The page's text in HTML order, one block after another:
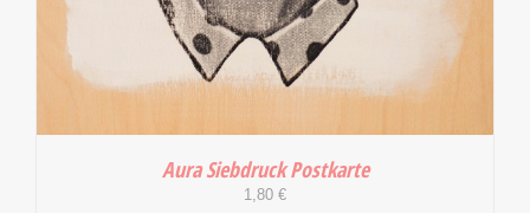
Aura Siebdruck Postkarte
1,80 €